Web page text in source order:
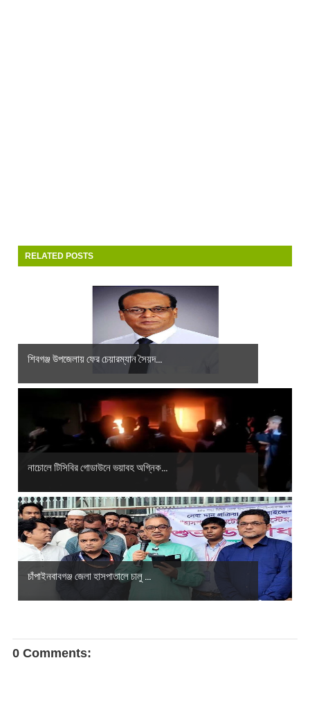
RELATED POSTS
শিবগঞ্জ উপজেলায় ফের চেয়ারম্যান সৈয়দ...
নাচোলে টিসিবির গোডাউনে ভয়াবহ অগ্নিক...
চাঁপাইনবাবগঞ্জ জেলা হাসপাতালে চালু ...
0 Comments: